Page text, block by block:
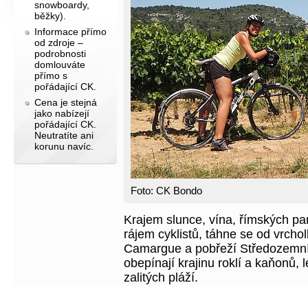
snowboardy,
běžky).
Informace přímo
od zdroje –
podrobnosti
domlouváte
přímo s
pořádající CK.
Cena je stejná
jako nabízejí
pořádající CK.
Neutratíte ani
korunu navíc.
Foto: CK Bondo
Krajem slunce, vína, římských
rájem cyklistů, táhne se od
Camargue a pobřeží
obepínají krajinu roklí a kaňonů,
zalitých pláží.